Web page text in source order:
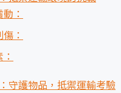
：
：
守護物品，抵禦運輸考驗